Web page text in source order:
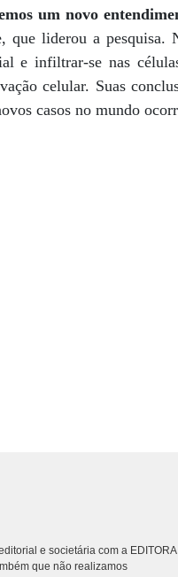
um novo
que liderou a
e infiltrar-se nas
celular. Suas
casos no mundo
e societária com a EDITORA
que não realizamos